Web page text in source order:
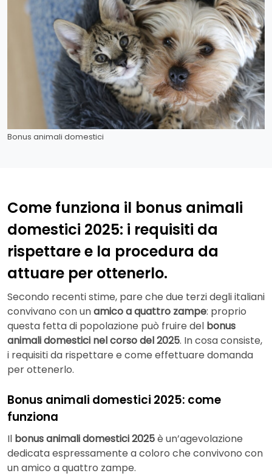
Bonus animali domestici
Come funziona il bonus animali
domestici 2025: i requisiti da
rispettare e la procedura da
attuare per ottenerlo.
Secondo recenti stime, pare che due terzi degli italiani
convivano con unamico a quattro zampe: proprio
questa fetta di popolazione può fruire del bonus
animali domestici nel corso del 2025. In cosa consiste,
i requisiti da rispettare e come effettuare domanda
per ottenerlo.
Bonus animali domestici 2025: come
funziona
Il bonus animali domestici 2025è un’agevolazione
dedicata espressamente a coloro che convivono con
un amico a quattro zampe.